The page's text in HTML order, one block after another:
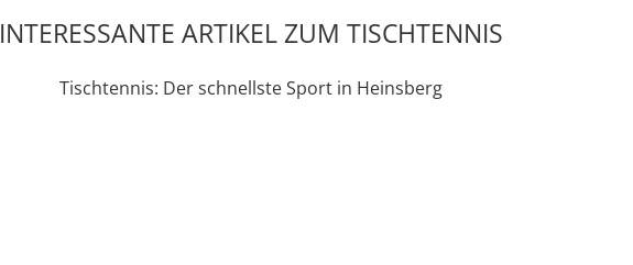
INTERESSANTE ARTIKEL ZUM TISCHTENNIS
Tischtennis: Der schnellste Sport in Heinsberg